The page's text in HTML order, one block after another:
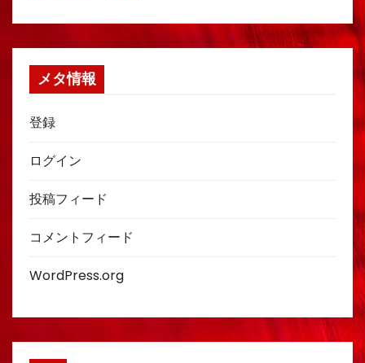
メタ情報
登録
ログイン
投稿フィード
コメントフィード
WordPress.org